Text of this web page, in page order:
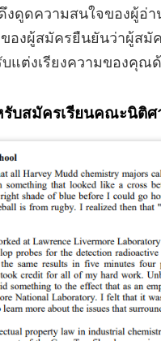
งดูดความสนใจของผู้
องผู้สมัครยืนยันว่าผู้ส
ต่งเรียงความของคุณ
รับสมัครเรียนคณะนิติศ